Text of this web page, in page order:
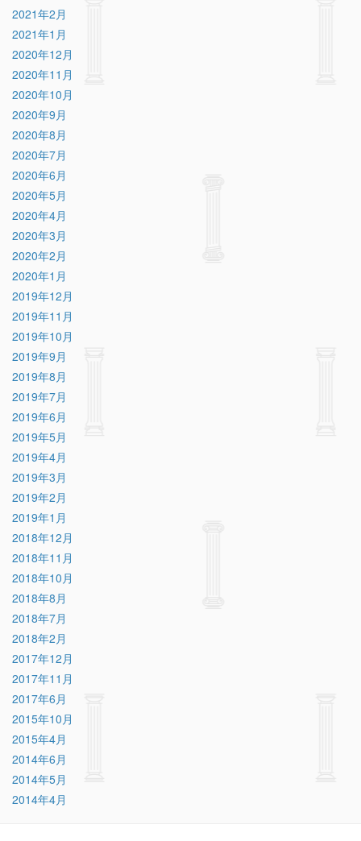
2021年2月
2021年1月
2020年12月
2020年11月
2020年10月
2020年9月
2020年8月
2020年7月
2020年6月
2020年5月
2020年4月
2020年3月
2020年2月
2020年1月
2019年12月
2019年11月
2019年10月
2019年9月
2019年8月
2019年7月
2019年6月
2019年5月
2019年4月
2019年3月
2019年2月
2019年1月
2018年12月
2018年11月
2018年10月
2018年8月
2018年7月
2018年2月
2017年12月
2017年11月
2017年6月
2015年10月
2015年4月
2014年6月
2014年5月
2014年4月